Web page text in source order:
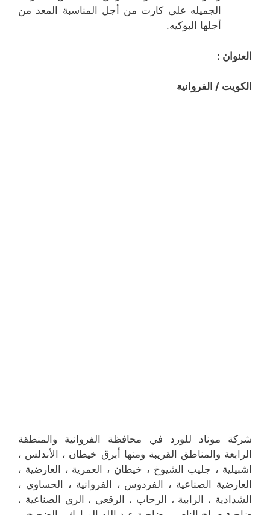
الجميله على كارت من أجل المناسبة المعد من
أجلها البوكيه.
العنوان :
الكويت / الفروانية
شركة موناد للورد في محافظة الفروانية والمنطقة
الرابعة والمناطق القريبة ومنها أبرق خيطان ، الأندلس ،
اشبيلية ، جليب الشيوخ ، خيطان ، العمرية ، العارضية ،
العارضية الصناعية ، الفردوس ، الفروانية ، الحساوي ،
الشدادية ، الرابية ، الرحاب ، الرقعي ، الري الصناعية ،